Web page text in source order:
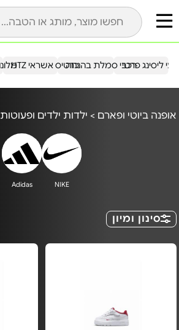
כרטיס אשראי HTZ ליסינג פרטירכבי סמלת בהנחה
אופנה ביוטי ופארם > ילדות ילדים ופעוטות
NIKE
Adidas
סינון ומיון